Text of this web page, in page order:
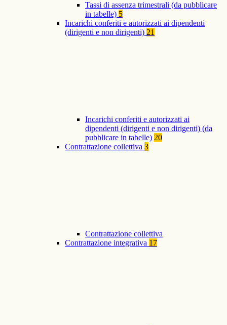
Tassi di assenza trimestrali (da pubblicare
in tabelle) 5
Incarichi conferiti e autorizzati ai dipendenti
(dirigenti e non dirigenti) 21
Incarichi conferiti e autorizzati ai
dipendenti (dirigenti e non dirigenti) (da
pubblicare in tabelle) 20
Contrattazione collettiva 3
Contrattazione collettiva
Contrattazione integrativa 17